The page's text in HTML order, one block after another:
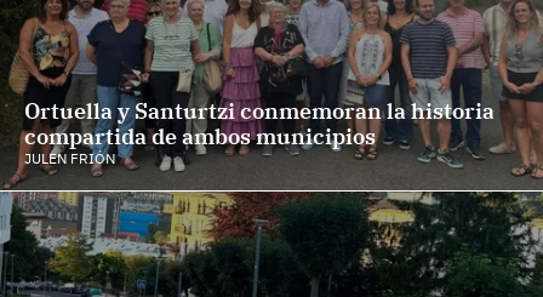
Ortuella y Santurtzi conmemoran la historia
compartida de ambos municipios
JULEN FRIÓN